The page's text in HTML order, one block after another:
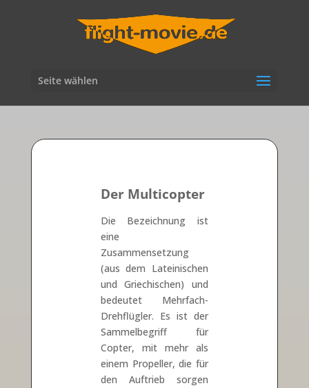
Seite wählen
Der Multicopter
Die Bezeichnung ist
eine
Zusammensetzung
(aus dem Lateinischen
und Griechischen) und
bedeutet Mehrfach-
Drehflügler. Es ist der
Sammelbegriff für
Copter, mit mehr als
einem Propeller, die für
den Auftrieb sorgen